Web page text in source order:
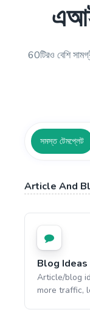
60টিরও বেশি
সমস্ত টেমপ্লেট
Article And
Blog Ideas
Article/blog
more traffic,